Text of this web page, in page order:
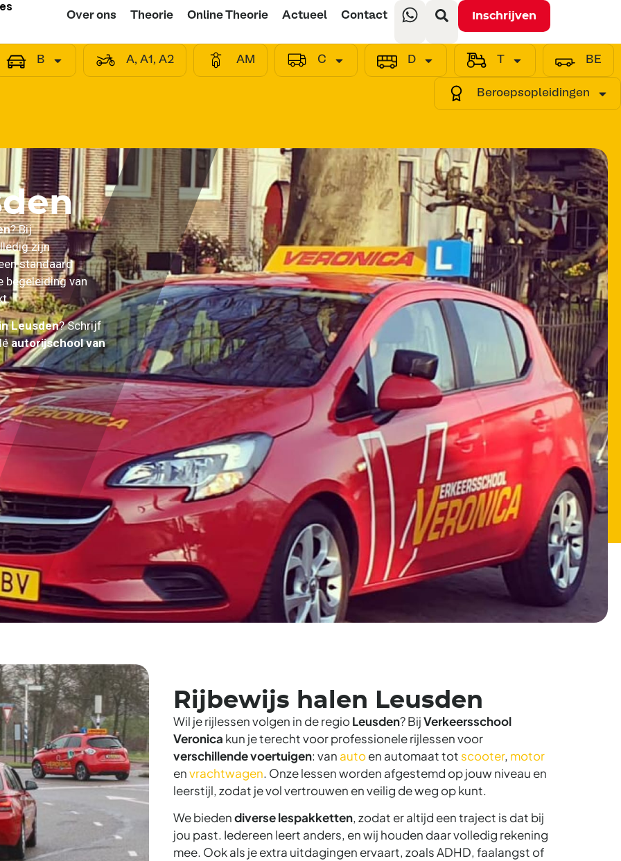
Over ons Theorie Online Theorie Actueel Contact Inschrijven
B A, A1, A2 AM C D BE
Beroepsopleidingen
? Bij
zijn
standaard
begeleiding van
Leusden? Schrijf
autorijschool van
Rijbewijs halen Leusden
Wil je rijlessen volgen in de regioLeusden? BijVerkeersschool
Veronica kun je terecht voor professionele rijlessen voor
verschillende voertuigen: van autoen automaat tot scooter, motor
envrachtwagen. Onze lessen worden afgestemd op jouw niveau en
leerstijl, zodat je vol vertrouwen en veilig de weg op kunt.
We biedendiverse lespakketten, zodat er altijd een traject is dat bij
jou past. Iedereen leert anders, en wij houden daar volledig rekening
mee. Ook als je extra uitdagingen ervaart, zoals ADHD, faalangst of